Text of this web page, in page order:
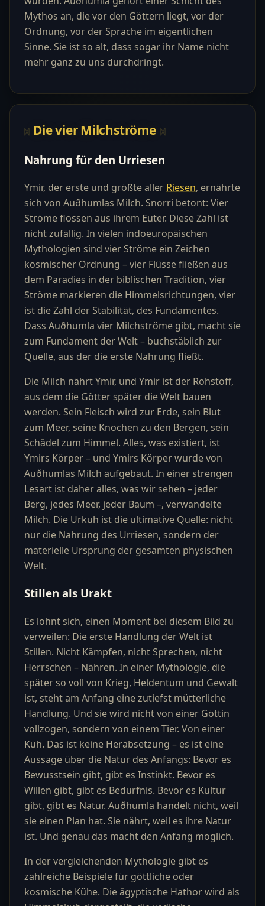
Mythos an, die vor den Göttern liegt, vor der
Ordnung, vor der Sprache im eigentlichen
Sinne. Sie ist so alt, dass sogar ihr Name nicht
mehr ganz zu uns durchdringt.
Die vier Milchströme
Nahrung für den Urriesen
Ymir, der erste und größte aller Riesen, ernährte
sich von Auðhumlas Milch. Snorri betont: Vier
Ströme flossen aus ihrem Euter. Diese Zahl ist
nicht zufällig. In vielen indoeuropäischen
Mythologien sind vier Ströme ein Zeichen
kosmischer Ordnung – vier Flüsse fließen aus
dem Paradies in der biblischen Tradition, vier
Ströme markieren die Himmelsrichtungen, vier
ist die Zahl der Stabilität, des Fundamentes.
Dass Auðhumla vier Milchströme gibt, macht sie
zum Fundament der Welt – buchstäblich zur
Quelle, aus der die erste Nahrung fließt.
Die Milch nährt Ymir, und Ymir ist der Rohstoff,
aus dem die Götter später die Welt bauen
werden. Sein Fleisch wird zur Erde, sein Blut
zum Meer, seine Knochen zu den Bergen, sein
Schädel zum Himmel. Alles, was existiert, ist
Ymirs Körper – und Ymirs Körper wurde von
Auðhumlas Milch aufgebaut. In einer strengen
Lesart ist daher alles, was wir sehen – jeder
Berg, jedes Meer, jeder Baum –, verwandelte
Milch. Die Urkuh ist die ultimative Quelle: nicht
nur die Nahrung des Urriesen, sondern der
materielle Ursprung der gesamten physischen
Welt.
Stillen als Urakt
Es lohnt sich, einen Moment bei diesem Bild zu
verweilen: Die erste Handlung der Welt ist
Stillen. Nicht Kämpfen, nicht Sprechen, nicht
Herrschen – Nähren. In einer Mythologie, die
später so voll von Krieg, Heldentum und Gewalt
ist, steht am Anfang eine zutiefst mütterliche
Handlung. Und sie wird nicht von einer Göttin
vollzogen, sondern von einem Tier. Von einer
Kuh. Das ist keine Herabsetzung – es ist eine
Aussage über die Natur des Anfangs: Bevor es
Bewusstsein gibt, gibt es Instinkt. Bevor es
Willen gibt, gibt es Bedürfnis. Bevor es Kultur
gibt, gibt es Natur. Auðhumla handelt nicht, weil
sie einen Plan hat. Sie nährt, weil es ihre Natur
ist. Und genau das macht den Anfang möglich.
In der vergleichenden Mythologie gibt es
zahlreiche Beispiele für göttliche oder
kosmische Kühe. Die ägyptische Hathor wird als